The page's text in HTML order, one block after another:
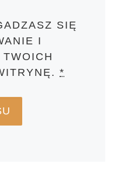
SIĘ
I
*